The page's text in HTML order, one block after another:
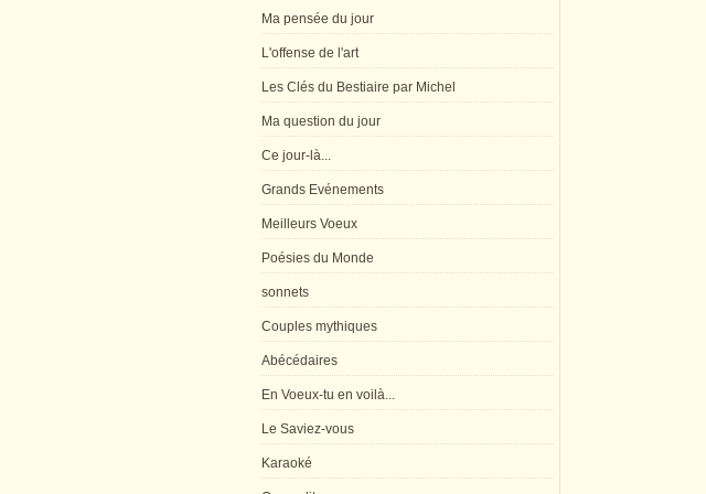
Ma pensée du jour
L'offense de l'art
Les Clés du Bestiaire par Michel
Ma question du jour
Ce jour-là...
Grands Evénements
Meilleurs Voeux
Poésies du Monde
sonnets
Couples mythiques
Abécédaires
En Voeux-tu en voilà...
Le Saviez-vous
Karaoké